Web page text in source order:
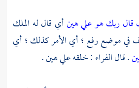
قال ربك هو علي هينأي قال له الملك
في موضع رفع ؛ أي الأمر كذلك ؛ أي
. قالالفراء: خلقه علي هين .